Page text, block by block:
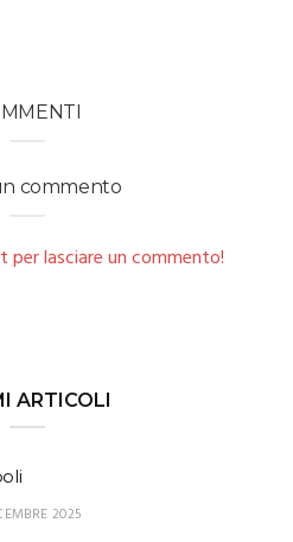
commento
lasciare un commento!
ARTICOLI
2025